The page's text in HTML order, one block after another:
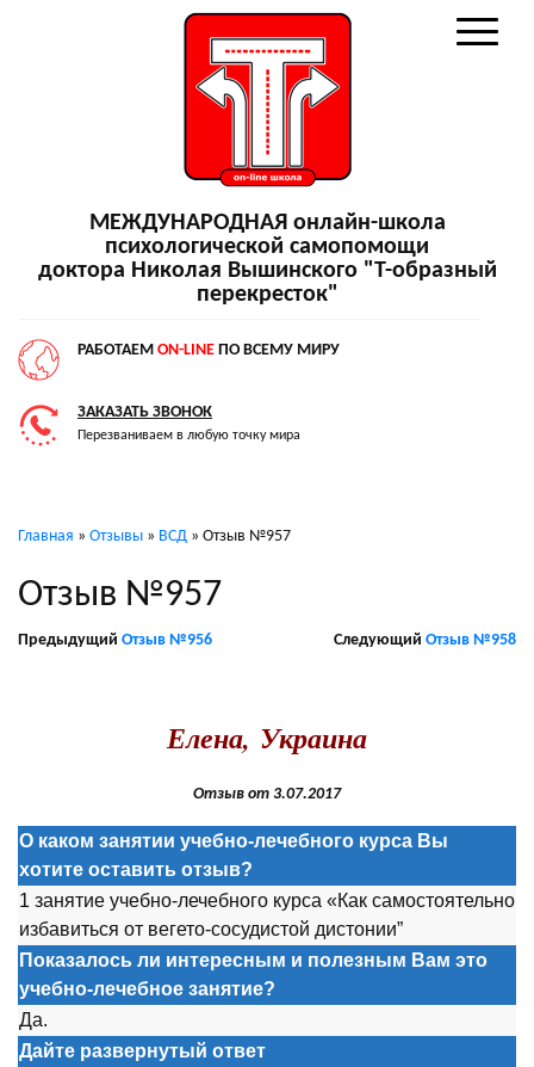
МЕЖДУНАРОДНАЯ онлайн-школа
психологической самопомощи
доктора Николая Вышинского "Т-образный
перекресток"
РАБОТАЕМ ON-LINE ПО ВСЕМУ МИРУ
ЗАКАЗАТЬ ЗВОНОК
Перезваниваем в любую точку мира
Главная » Отзывы » ВСД » Отзыв №957
Отзыв №957
Предыдущий Отзыв №956 Следующий Отзыв №958
Елена, Украина
Отзыв от 3.07.2017
О каком занятии учебно-лечебного курса Вы
хотите оставить отзыв?
1 занятие учебно-лечебного курса «Как самостоятельно
избавиться от вегето-сосудистой дистонии”
Показалось ли интересным и полезным Вам это
учебно-лечебное занятие?
Да.
Дайте развернутый ответ